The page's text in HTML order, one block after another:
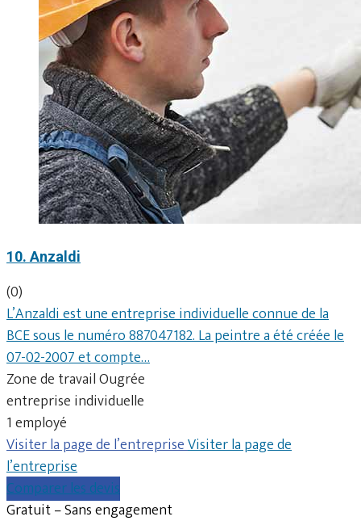
10. Anzaldi
(0)
L’Anzaldi est une entreprise individuelle connue de la
BCE sous le numéro 887047182. La peintre a été créée le
07-02-2007 et compte…
Zone de travail Ougrée
entreprise individuelle
1 employé
Visiter la page de l’entrepriseVisiter la page de
l’entreprise
Comparer les devis
Gratuit – Sans engagement